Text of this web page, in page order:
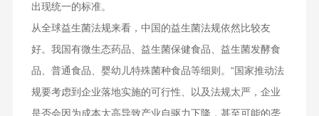
出现统一的标准。
从全球益生菌法规来看，中国的益生菌法规依然比较友
好。我国有微生态药品、益生菌保健食品、益生菌发酵食
品、普通食品、婴幼儿特殊菌种食品等细则。“国家推动法
规要考虑到企业落地实施的可行性、以及法规太严，企业
是否会因为成本太高导致产业自驱力下降，甚至可能的垄